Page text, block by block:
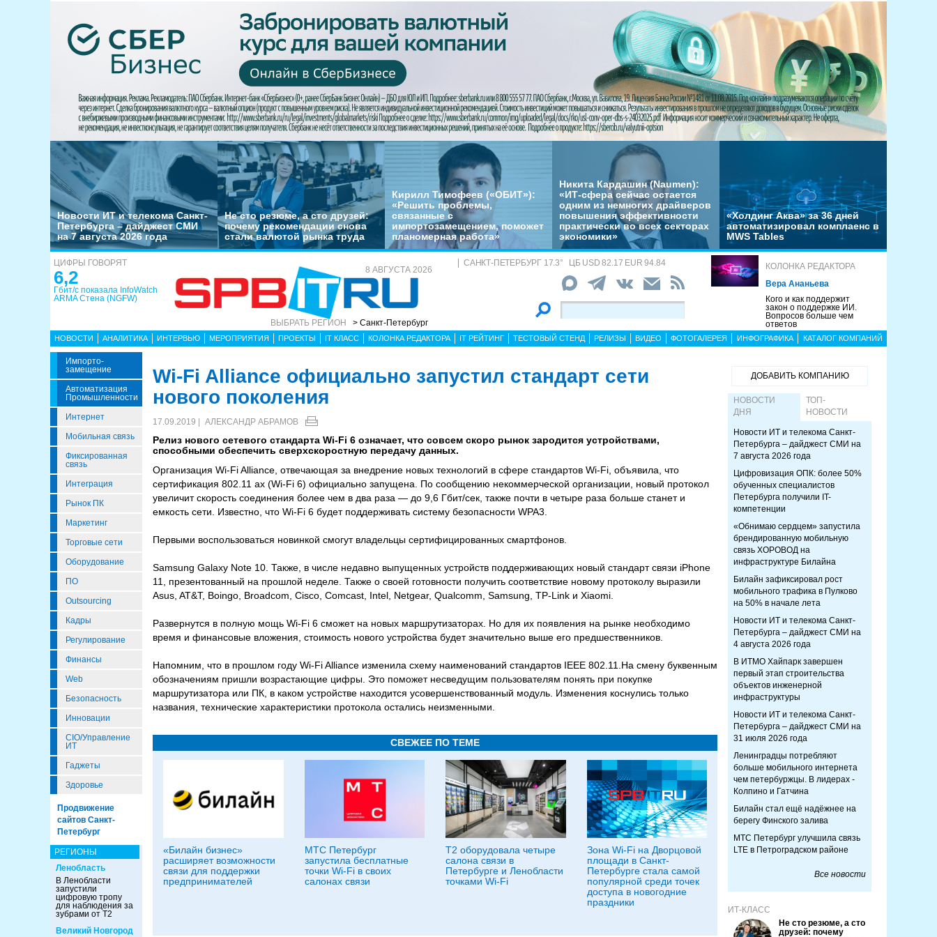
Новости ИТ и телекома Санкт-
Петербурга – дайджест СМИ
на 7 августа 2026 года
Не сто резюме, а сто друзей:
почему рекомендации снова
стали валютой рынка труда
Кирилл Тимофеев («ОБИТ»):
«Решить проблемы,
связанные с
импортозамещением, поможет
планомерная работа»
Никита Кардашин (Naumen):
«ИТ-сфера сейчас остается
одним из немногих драйверов
повышения эффективности
практически во всех секторах
экономики»
«Холдинг Аква» за 36 дней
автоматизировал комплаенс в
MWS Tables
ЦИФРЫ ГОВОРЯТ
6,2
Гбит/с показала InfoWatch
ARMA Стена (NGFW)
8 АВГУСТА 2026
ВЫБРАТЬ РЕГИОН > Санкт-Петербург
САНКТ-ПЕТЕРБУРГ 17.3° ЦБ USD 82.17 EUR 94.84
КОЛОНКА РЕДАКТОРА
Вера Ананьева
Кого и как поддержит
закон о поддержке ИИ.
Вопросов больше чем
ответов
НОВОСТИ АНАЛИТИКА ИНТЕРВЬЮ МЕРОПРИЯТИЯ ПРОЕКТЫ IT КЛАСС КОЛОНКА РЕДАКТОРА IT РЕЙТИНГ ТЕСТОВЫЙ СТЕНД РЕЛИЗЫ ВИДЕО ФОТОГАЛЕРЕЯ ИНФОГРАФИКА КАТАЛОГ КОМПАНИЙ
Импорто­
Замещение
Автоматизация
Промышленности
Интернет
Мобильная связь
Фиксированная
связь
Интеграция
Рынок ПК
Маркетинг
Торговые сети
Оборудование
ПО
Outsourcing
Кадры
Регулирование
Финансы
Web
Безопасность
Инновации
CIO/Управление
ИТ
Гаджеты
Здоровье
Продвижение
сайтов Санкт-
Петербург
РЕГИОНЫ
Ленобласть
В Ленобласти
запустили
цифровую тропу
для наблюдения за
зубрами от Т2
Великий Новгород
Wi-Fi Alliance официально запустил стандарт сети
нового поколения
17.09.2019 | АЛЕКСАНДР АБРАМОВ
Релиз нового сетевого стандарта Wi-Fi 6 означает, что совсем скоро рынок зародится устройствами,
способными обеспечить сверхскоростную передачу данных.
Организация Wi-Fi Alliance, отвечающая за внедрение новых технологий в сфере стандартов Wi-Fi, объявила, что
сертификация 802.11 ax (Wi-Fi 6) официально запущена. По сообщению некоммерческой организации, новый протокол
увеличит скорость соединения более чем в два раза — до 9,6 Гбит/сек, также почти в четыре раза больше станет и
емкость сети. Известно, что Wi-Fi 6 будет поддерживать систему безопасности WPA3.
Первыми воспользоваться новинкой смогут владельцы сертифицированных смартфонов.
Samsung Galaxy Note 10. Также, в числе недавно выпущенных устройств поддерживающих новый стандарт связи iPhone
11, презентованный на прошлой неделе. Также о своей готовности получить соответствие новому протоколу выразили
Asus, AT&T, Boingo, Broadcom, Cisco, Comcast, Intel, Netgear, Qualcomm, Samsung, TP-Link и Xiaomi.
Развернутся в полную мощь Wi-Fi 6 сможет на новых маршрутизаторах. Но для их появления на рынке необходимо
время и финансовые вложения, стоимость нового устройства будет значительно выше его предшественников.
Напомним, что в прошлом году Wi-Fi Alliance изменила схему наименований стандартов IEEE 802.11.На смену буквенным
обозначениям пришли возрастающие цифры. Это поможет несведущим пользователям понять при покупке
маршрутизатора или ПК, в каком устройстве находится усовершенствованный модуль. Изменения коснулись только
названия, технические характеристики протокола остались неизменными.
СВЕЖЕЕ ПО ТЕМЕ
«Билайн бизнес»
расширяет возможности
связи для поддержки
предпринимателей
МТС Петербург
запустила бесплатные
точки Wi-Fi в своих
салонах связи
T2 оборудовала четыре
салона связи в
Петербурге и Ленобласти
точками Wi-Fi
Зона Wi-Fi на Дворцовой
площади в Санкт-
Петербурге стала самой
популярной среди точек
доступа в новогодние
праздники
ДОБАВИТЬ КОМПАНИЮ
НОВОСТИ
ДНЯ
ТОП-
НОВОСТИ
Новости ИТ и телекома Санкт-
Петербурга – дайджест СМИ на
7 августа 2026 года
Цифровизация ОПК: более 50%
обученных специалистов
Петербурга получили IT-
компетенции
«Обнимаю сердцем» запустила
брендированную мобильную
связь ХОРОВОД на
инфраструктуре Билайна
Билайн зафиксировал рост
мобильного трафика в Пулково
на 50% в начале лета
Новости ИТ и телекома Санкт-
Петербурга – дайджест СМИ на
4 августа 2026 года
В ИТМО Хайпарк завершен
первый этап строительства
объектов инженерной
инфраструктуры
Новости ИТ и телекома Санкт-
Петербурга – дайджест СМИ на
31 июля 2026 года
Ленинградцы потребляют
больше мобильного интернета
чем петербуржцы. В лидерах -
Колпино и Гатчина
Билайн стал ещё надёжнее на
берегу Финского залива
МТС Петербург улучшила связь
LTE в Петроградском районе
Все новости
ИТ-КЛАСС
Не сто резюме, а сто
друзей: почему